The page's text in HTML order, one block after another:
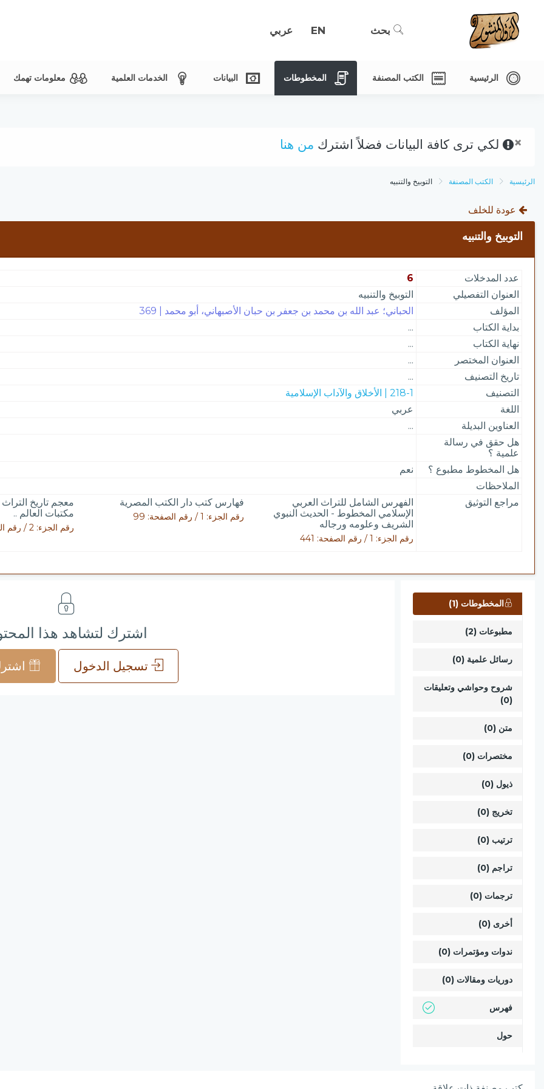
بحث EN عربي
الرئيسية الكتب المصنفة المخطوطات البيانات الخدمات العلمية معلومات تهمك
× لكي ترى كافة البيانات فضلاً اشترك من هنا
الرئيسية الكتب المصنفة التوبيخ والتنبيه
عودة للخلف
التوبيخ والتنبيه
عدد المدخلات
6
العنوان التفصيلي
التوبيخ والتنبيه
المؤلف
الحباني؛ عبد الله بن محمد بن جعفر بن حبان الأصبهاني، أبو محمد | 369
بداية الكتاب
...
نهاية الكتاب
...
العنوان المختصر
...
تاريخ التصنيف
...
التصنيف
218-1 | الأخلاق والآداب الإسلامية
اللغة
عربي
العناوين البديلة
...
هل حقق في رسالة
علمية ؟
هل المخطوط مطبوع ؟
نعم
الملاحظات
مراجع التوثيق
الفهرس الشامل للتراث العربي
الإسلامي المخطوط - الحديث النبوي
الشريف وعلومه ورجاله
رقم الجزء: 1 / رقم الصفحة: 441
فهارس كتب دار الكتب المصرية
رقم الجزء: 1 / رقم الصفحة: 99
معجم تاريخ
مكتبات العالم ..
رقم الجزء: 2 / رقم الصفحة: 1434
المخطوطات (1)
مطبوعات (2)
رسائل علمية (0)
شروح وحواشي وتعليقات
(0)
متن (0)
مختصرات (0)
ذيول (0)
تخريج (0)
ترتيب (0)
تراجم (0)
ترجمات (0)
أخرى (0)
ندوات ومؤتمرات (0)
دوريات ومقالات (0)
فهرس
حول
اشترك لتشاهد هذا
تسجيل الدخول